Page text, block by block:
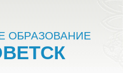
ОБРАЗОВАНИЕ